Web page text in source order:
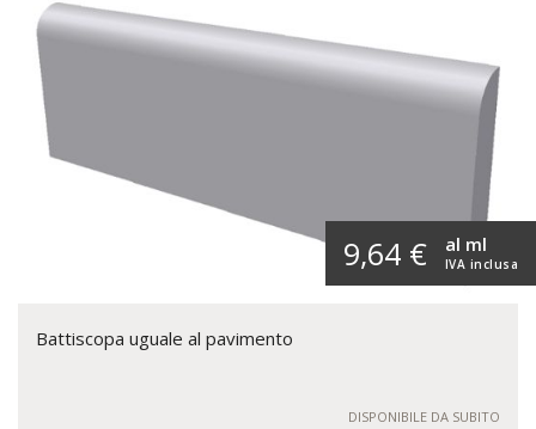
9,64 € IVA inclusa
al ml
Battiscopa uguale al pavimento
DISPONIBILE DA SUBITO